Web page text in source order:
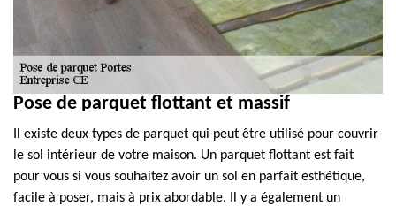
Pose de parquet flottant et massif
Il existe deux types de parquet qui peut être utilisé pour couvrir
le sol intérieur de votre maison. Un parquet flottant est fait
pour vous si vous souhaitez avoir un sol en parfait esthétique,
facile à poser, mais à prix abordable. Il y a également un